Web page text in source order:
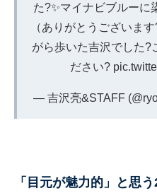
た?✨マイナビブルーに
（ありがとうございま
がら歩いた吉沢でした?
ださい?
— 吉沢亮&STAFF
「目元が魅力的」と思